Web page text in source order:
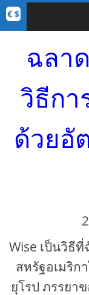
ฉลา
วิธีก
ด้วยอั
Wise เป็นวิธี
สหรัฐอเมริ
ยุโรป ภรรยา